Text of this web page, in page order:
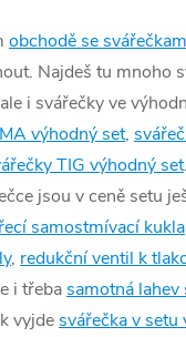
obchodě se
Najdeš tu mnoho
i svářečky ve
výhodný set,
TIG výhodný set
jsou v ceně setu
samostmívací kukla
, redukční ventil k
i třebasamotná
vyjdesvářečka v